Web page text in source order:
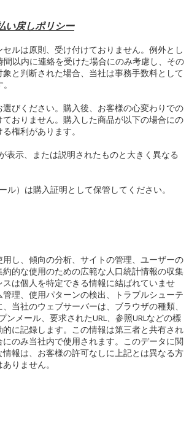
い戻しポリシー
ルは原則、受け付けておりません。例外とし
以内に連絡を受けた場合にのみ考慮し、その
と判断された場合、当社は事務手数料として
びください。購入後、お客様の心変わりでの
おりません。購入した商品が以下の場合にの
権利があります。
表示、または説明されたものと大きく異なる
ル）は購入証明として保管してください。
用し、傾向の分析、サイトの管理、ユーザーの
的な使用のための広範な人口統計情報の収集
スは個人を特定できる情報に結ばれていませ
理、使用パターンの検出、トラブルシューテ
当社のウェブサーバーは、ブラウザの種類、
メール、要求されたURL、参照URLなどの標
に記録します。この情報は第三者と共有され
のみ当社内で使用されます。このデータに関
報は、お客様の許可なしに上記とは異なる方
りません。